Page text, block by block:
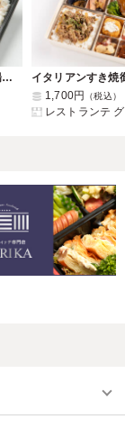
【ダブルメイン】鶏唐揚げ甘酢あん&豚の生姜焼き
1,700円 （税込）
レストランテ